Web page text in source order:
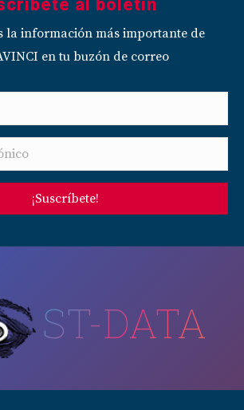
la información más importante de
en tu buzón de correo
¡Suscríbete!
ST-DATA